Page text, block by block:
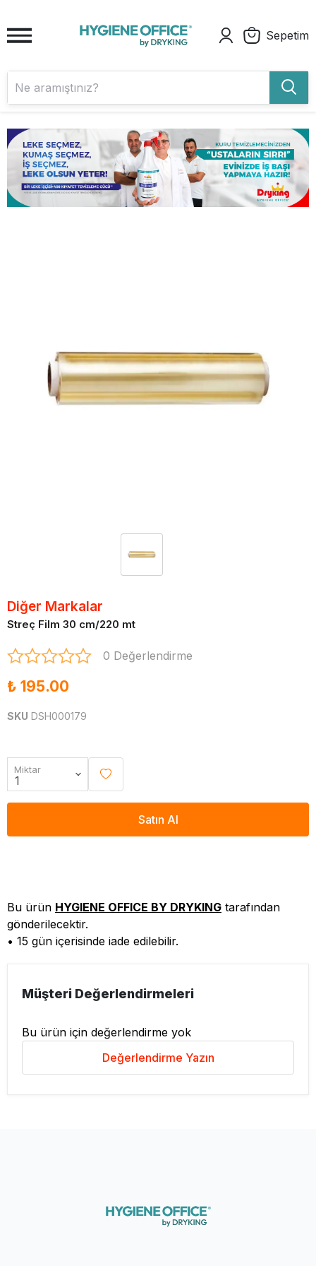
Sepetim
Diğer Markalar
Streç Film 30 cm/220 mt
0 Değerlendirme
₺ 195.00
SKU DSH000179
Miktar
Satın Al
Bu ürün HYGIENE OFFICE BY DRYKING tarafından
gönderilecektir.
• 15 gün içerisinde iade edilebilir.
Müşteri Değerlendirmeleri
Bu ürün için değerlendirme yok
Değerlendirme Yazın